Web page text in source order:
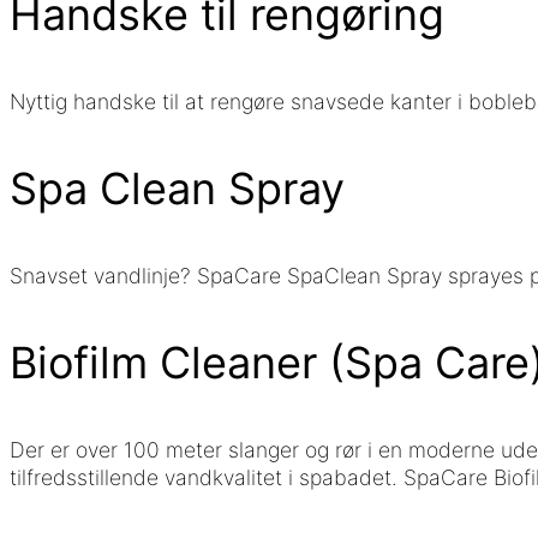
Handske til rengøring
Nyttig handske til at rengøre snavsede kanter i
Spa Clean Spray
Snavset vandlinje? SpaCare SpaClean Spray
Biofilm Cleaner (Spa
Der er over 100 meter slanger og rør i en moderne
tilfredsstillende vandkvalitet i spabadet. SpaCare